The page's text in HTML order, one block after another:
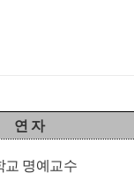
연 자
교 명예교수